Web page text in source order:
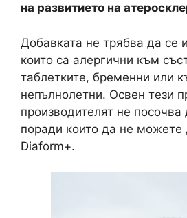
на развитието на
Добавката не трябва да се
които са алергични към
таблетките, бременни или
непълнолетни. Освен тези
производителят не посочва
поради които да не можете
Diaform+.